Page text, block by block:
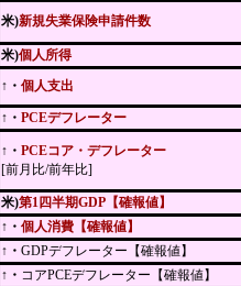
米)新規失業保険申請件数
米)個人所得
↑・ 個人支出
↑・ PCEデフレーター
↑・ PCEコア・デフレーター
[前月比/前年比]
米)第1四半期GDP【確報値】
↑・ 個人消費【確報値】
↑・ GDPデフレーター【確報値】
↑・ コアPCEデフレーター【確報値】